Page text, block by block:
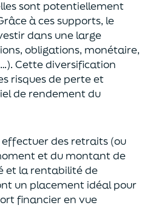
sont potentiellement
à ces supports, le
dans une large
obligations, monétaire,
. Cette diversification
risques de perte et
de rendement du
des retraits (ou
et du montant de
et la rentabilité de
un placement idéal pour
financier en vue